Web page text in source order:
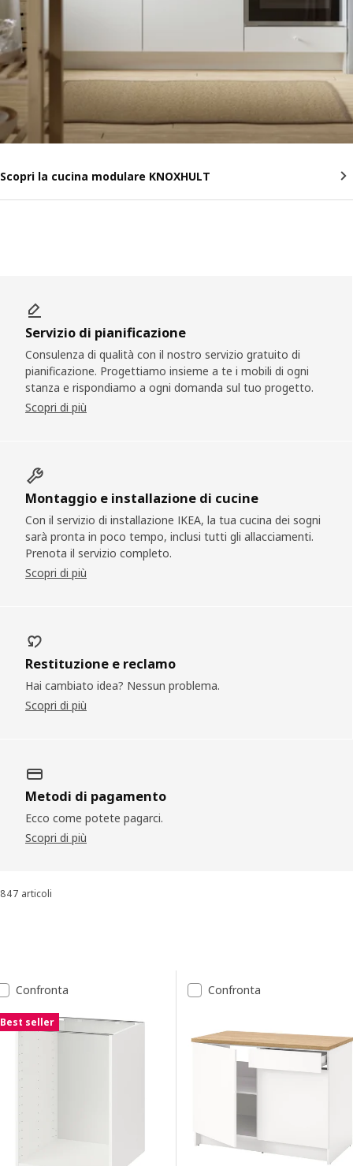
Scopri la cucina modulare KNOXHULT
Servizio di pianificazione
Consulenza di qualità con il nostro servizio gratuito di
pianificazione. Progettiamo insieme a te i mobili di ogni
stanza e rispondiamo a ogni domanda sul tuo progetto.
Scopri di più
Montaggio e installazione di cucine
Con il servizio di installazione IKEA, la tua cucina dei sogni
sarà pronta in poco tempo, inclusi tutti gli allacciamenti.
Prenota il servizio completo.
Scopri di più
Restituzione e reclamo
Hai cambiato idea? Nessun problema.
Scopri di più
Metodi di pagamento
Ecco come potete pagarci.
Scopri di più
Ordina e filtra
847 articoli
Elenco dei risultati
Confronta
Best seller
Confronta